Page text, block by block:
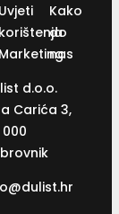
Uvjeti
korištenja
Marketing
Kako
do
nas
d.o.o.
Carića 3,